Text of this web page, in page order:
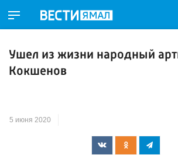
Ушел из жизни народный
Кокшенов
5 июня 2020